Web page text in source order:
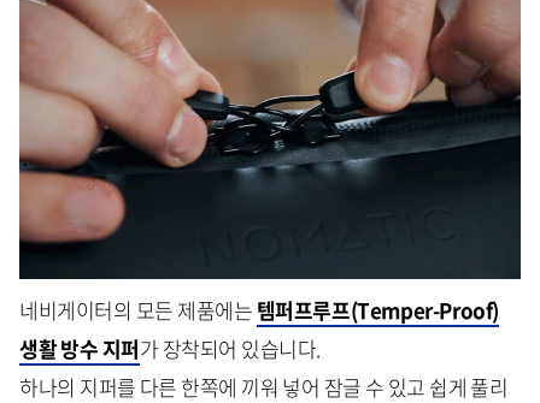
네비게이터의 모든 제품에는 템퍼프루프(Temper-Proof)
생활 방수 지퍼가 장착되어 있습니다.
하나의 지퍼를 다른 한쪽에 끼워 넣어 잠글 수 있고 쉽게 풀리